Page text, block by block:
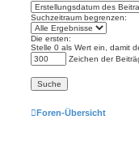
Suchzeitraum begrenzen:
Die ersten:
Stelle 0 als Wert ein, damit
Zeichen der
Foren-Übersicht